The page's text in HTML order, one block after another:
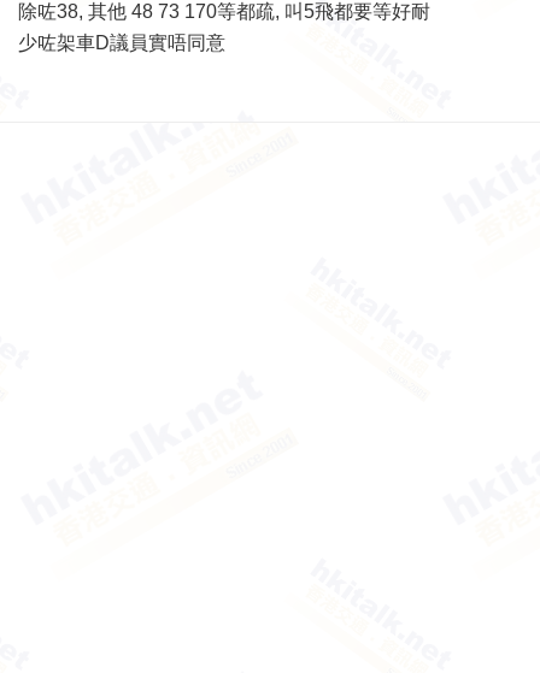
除咗38, 其他 48 73 170等都疏, 叫5飛都要等好耐
少咗架車D議員實唔同意